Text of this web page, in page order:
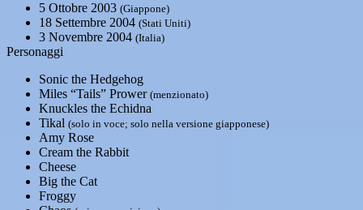
5 Ottobre 2003 (Giappone)
18 Settembre 2004 (Stati Uniti)
3 Novembre 2004 (Italia)
Personaggi
Sonic the Hedgehog
Miles “Tails” Prower (menzionato)
Knuckles the Echidna
Tikal (solo in voce; solo nella versione giapponese)
Amy Rose
Cream the Rabbit
Cheese
Big the Cat
Froggy